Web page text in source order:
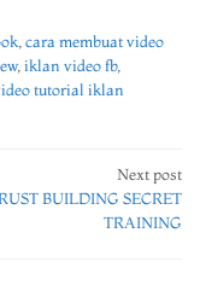
cara membuat video
, iklan video fb,
tutorial iklan
Next post
BUILDING SECRET
TRAINING